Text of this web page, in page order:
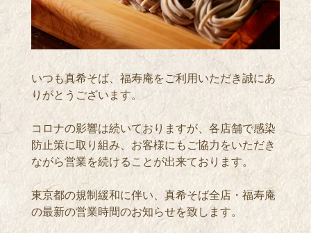
いつも真希そば、福寿庵をご利用いただき誠にあ
りがとうございます。
コロナの影響は続いておりますが、各店舗で感染
防止策に取り組み、お客様にもご協力をいただき
ながら営業を続けることが出来ております。
東京都の規制緩和に伴い、真希そば全店・福寿庵
の最新の営業時間のお知らせを致します。